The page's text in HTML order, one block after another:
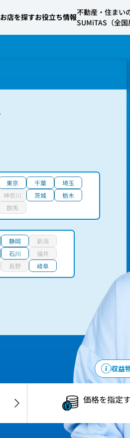
お店を探すお役立ち情報
不動産・住まい
SUMiTAS（全国
東京 千葉
埼玉
神奈川
茨城
栃木
群馬
静岡
新潟
石川
福井
長野 岐阜
収益
価格を指定